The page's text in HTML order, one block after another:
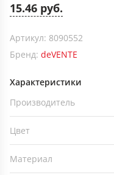
15.46 руб.
Артикул: 8090552
Бренд: deVENTE
Характеристики
Производитель
Цвет
Материал